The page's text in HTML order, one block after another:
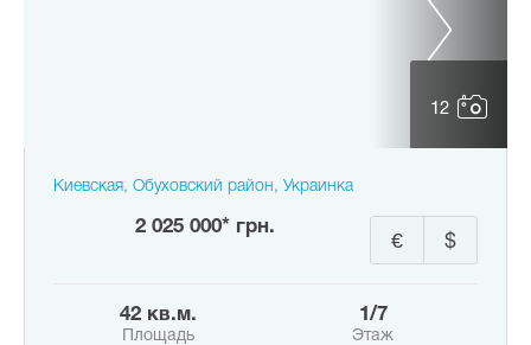
12
Киевская, Обуховский район, Украинка
2 025 000* грн.
$
€
42 кв.м.
Площадь
1/7
Этаж